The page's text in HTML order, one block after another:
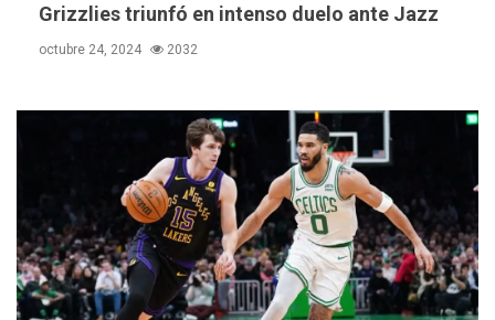
Grizzlies triunfó en intenso duelo ante Jazz
octubre 24, 2024 2032